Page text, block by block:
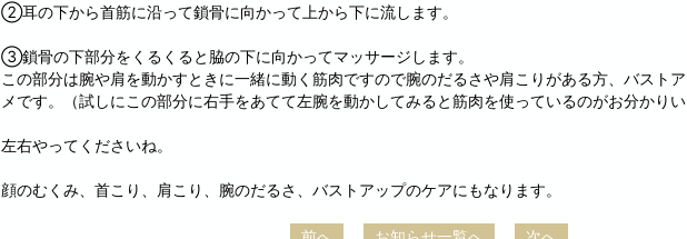
②耳の下から首筋に沿って鎖骨に向かって上から下に流します。
③鎖骨の下部分をくるくると脇の下に向かってマッサージします。
この部分は腕や肩を動かすときに一緒に動く筋肉ですので腕のだるさや肩こりがある方、バスト
メです。（試しにこの部分に右手をあてて左腕を動かしてみると筋肉を使っているのがお分かりい
左右やってくださいね。
顔のむくみ、首こり、肩こり、腕のだるさ、バストアップのケアにもなります。